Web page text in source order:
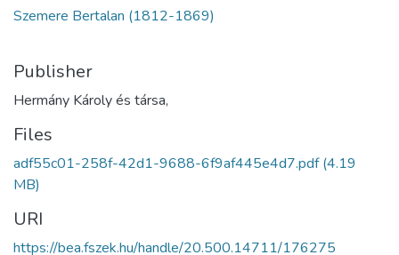
Szemere Bertalan (1812-1869)
Publisher
Hermány Károly és társa,
Files
adf55c01-258f-42d1-9688-6f9af445e4d7.pdf(4.19
MB)
URI
https://bea.fszek.hu/handle/20.500.14711/176275